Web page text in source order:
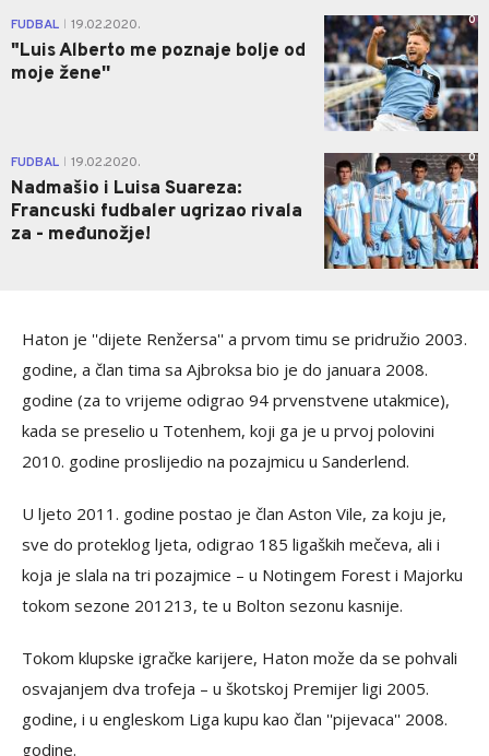
FUDBAL 19.02.2020.
"Luis Alberto me poznaje bolje od
moje žene''
0
FUDBAL 19.02.2020.
Nadmašio i Luisa Suareza:
Francuski fudbaler ugrizao rivala
za - međunožje!
0
Haton je ''dijete Renžersa'' a prvom timu se pridružio 2003.
godine, a član tima sa Ajbroksa bio je do januara 2008.
godine (za to vrijeme odigrao 94 prvenstvene utakmice),
kada se preselio u Totenhem, koji ga je u prvoj polovini
2010. godine proslijedio na pozajmicu u Sanderlend.
U ljeto 2011. godine postao je član Aston Vile, za koju je,
sve do proteklog ljeta, odigrao 185 ligaških mečeva, ali i
koja je slala na tri pozajmice – u Notingem Forest i Majorku
tokom sezone 201213, te u Bolton sezonu kasnije.
Tokom klupske igračke karijere, Haton može da se pohvali
osvajanjem dva trofeja – u škotskoj Premijer ligi 2005.
godine, i u engleskom Liga kupu kao član ''pijevaca'' 2008.
godine.